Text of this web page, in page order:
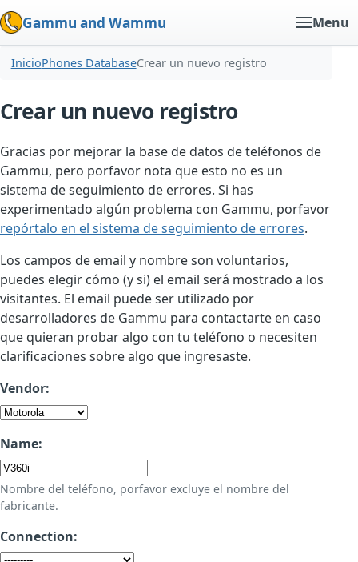
Gammu and Wammu Menu
InicioPhones DatabaseCrear un nuevo registro
Crear un nuevo registro
Gracias por mejorar la base de datos de teléfonos de
Gammu, pero porfavor nota que esto no es un
sistema de seguimiento de errores. Si has
experimentado algún problema con Gammu, porfavor
repórtalo en el sistema de seguimiento de errores.
Los campos de email y nombre son voluntarios,
puedes elegir cómo (y si) el email será mostrado a los
visitantes. El email puede ser utilizado por
desarrolladores de Gammu para contactarte en caso
que quieran probar algo con tu teléfono o necesiten
clarificaciones sobre algo que ingresaste.
Vendor:
Name:
Nombre del teléfono, porfavor excluye el nombre del
fabricante.
Connection: